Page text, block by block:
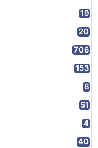
19
20
706
153
8
51
4
40